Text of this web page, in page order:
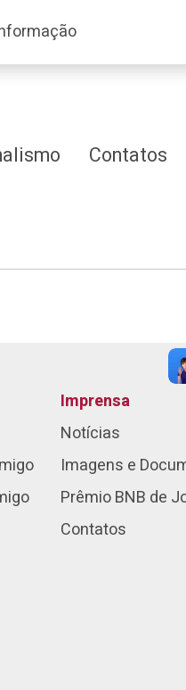
Contatos
Imprensa
Notícias
Imagens e
Prêmio BNB de
Contatos